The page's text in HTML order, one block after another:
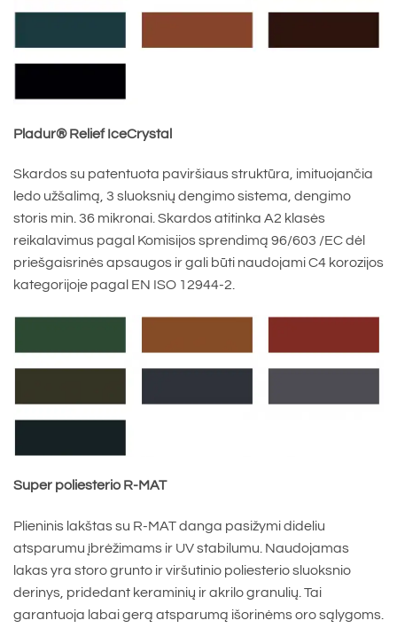
Pladur® Relief IceCrystal
Skardos su patentuota paviršiaus struktūra, imituojančia
ledo užšalimą, 3 sluoksnių dengimo sistema, dengimo
storis min. 36 mikronai. Skardos atitinka A2 klasės
reikalavimus pagal Komisijos sprendimą 96/603 /EC dėl
priešgaisrinės apsaugos ir gali būti naudojami C4 korozijos
kategorijoje pagal EN ISO 12944-2.
Super poliesterio R-MAT
Plieninis lakštas su R-MAT danga pasižymi dideliu
atsparumu įbrėžimams ir UV stabilumu. Naudojamas
lakas yra storo grunto ir viršutinio poliesterio sluoksnio
derinys, pridedant keraminių ir akrilo granulių. Tai
garantuoja labai gerą atsparumą išorinėms oro sąlygoms.